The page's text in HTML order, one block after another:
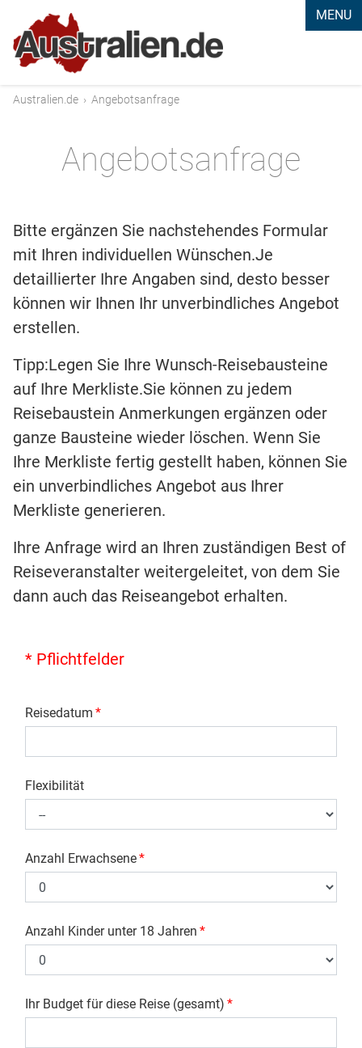
MENU
Australien.de › Angebotsanfrage
Angebotsanfrage
Bitte ergänzen Sie nachstehendes Formular
mit Ihren individuellen Wünschen.Je
detaillierter Ihre Angaben sind, desto besser
können wir Ihnen Ihr unverbindliches Angebot
erstellen.
Tipp:Legen Sie Ihre Wunsch-Reisebausteine
auf Ihre Merkliste.Sie können zu jedem
Reisebaustein Anmerkungen ergänzen oder
ganze Bausteine wieder löschen. Wenn Sie
Ihre Merkliste fertig gestellt haben, können Sie
ein unverbindliches Angebot aus Ihrer
Merkliste generieren.
Ihre Anfrage wird an Ihren zuständigen Best of
Reiseveranstalter weitergeleitet, von dem Sie
dann auch das Reiseangebot erhalten.
* Pflichtfelder
Reisedatum *
Flexibilität
Anzahl Erwachsene*
Anzahl Kinder unter 18 Jahren *
Ihr Budget für diese Reise (gesamt) *